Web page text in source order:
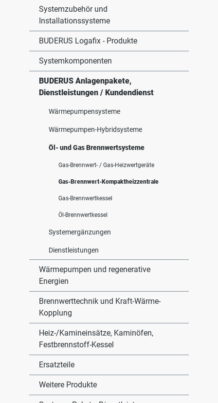
Systemzubehör und
Installationssysteme
BUDERUS Logafix - Produkte
Systemkomponenten
BUDERUS Anlagenpakete,
Dienstleistungen / Kundendienst
Wärmepumpensysteme
Wärmepumpen-Hybridsysteme
Öl- und Gas Brennwertsysteme
Gas-Brennwert- / Gas-Heizwertgeräte
Gas-Brennwert-Kompaktheizzentrale
Gas-Brennwertkessel
Öl-Brennwertkessel
Systemergänzungen
Dienstleistungen
Wärmepumpen und regenerative
Energien
Brennwerttechnik und Kraft-Wärme-
Kopplung
Heiz-/Kamineinsätze, Kaminöfen,
Festbrennstoff-Kessel
Ersatzteile
Weitere Produkte